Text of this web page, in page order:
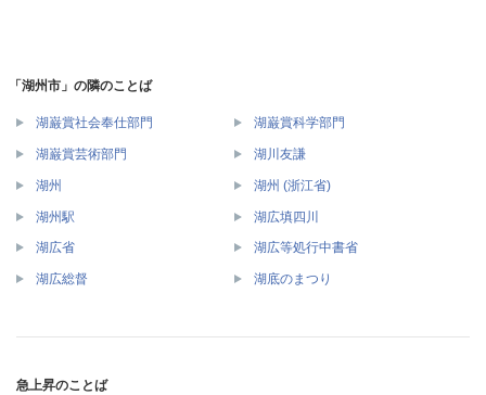
「湖州市」の隣のことば
湖巌賞社会奉仕部門 湖巌賞科学部門
湖巌賞芸術部門 湖川友謙
湖州 湖州 (浙江省)
湖州駅 湖広填四川
湖広省 湖広等処行中書省
湖広総督 湖底のまつり
急上昇のことば